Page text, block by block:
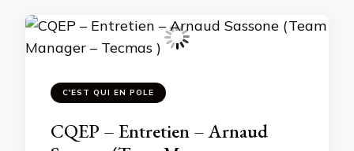
C'EST QUI EN POLE
CQEP – Entretien – Arnaud